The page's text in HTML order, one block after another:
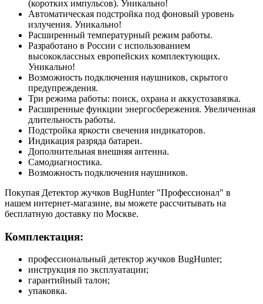
(коротких импульсов). Уникально!
Автоматическая подстройка под фоновый уровень
излучения. Уникально!
Расширенный температурный режим работы.
Разработано в России с использованием
высококлассных европейских комплектующих.
Уникально!
Возможность подключения наушников, скрытого
предупреждения.
Три режима работы: поиск, охрана и аккустозавязка.
Расширенные функции энергосбережения. Увеличенная
длительность работы.
Подстройка яркости свечения индикаторов.
Индикация разряда батареи.
Дополнительная внешняя антенна.
Самодиагностика.
Возможность подключения наушников.
Покупая Детектор жучков BugHunter "Профессионал" в
нашем интернет-магазине, вы можете рассчитывать на
бесплатную доставку по Москве.
Комплектация:
профессиональный детектор жучков BugHunter;
инструкция по эксплуатации;
гарантийный талон;
упаковка.